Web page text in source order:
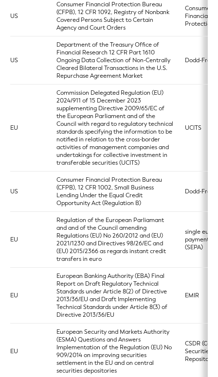
US
Consumer Financial Protection Bureau
(CFPB), 12 CFR 1092, Registry of Nonbank
Covered Persons Subject to Certain
Agency and Court Orders
Consumer
Financial
Protection
US
Department of the Treasury Office of
Financial Research 12 CFR Part 1610
Ongoing Data Collection of Non-Centrally
Cleared Bilateral Transactions in the U.S.
Repurchase Agreement Market
Dodd-
EU
Commission Delegated Regulation (EU)
2024/911 of 15 December 2023
supplementing Directive 2009/65/EC of
the European Parliament and of the
Council with regard to regulatory technical
standards specifying the information to be
notified in relation to the cross-border
activities of management companies and
undertakings for collective investment in
transferable securities (UCITS)
UCITS
US
Consumer Financial Protection Bureau
(CFPB), 12 CFR 1002, Small Business
Lending Under the Equal Credit
Opportunity Act (Regulation B)
Dodd-
EU
Regulation of the European Parliamant
and and of the Council amending
Regulations (EU) No 260/2012 and (EU)
2021/1230 and Directives 98/26/EC and
(EU) 2015/2366 as regards instant credit
transfers in euro
single euro
payments
(SEPA)
EU
European Banking Authority (EBA) Final
Report on Draft Regulatory Technical
Standards under Article 8(2) of Directive
2013/36/EU and Draft Implementing
Technical Standards under Article 8(3) of
Directive 2013/36/EU
EMIR
EU
European Security and Markets Authority
(ESMA) Questions and Answers
Implementation of the Regulation (EU) No
909/2014 on improving securities
settlement in the EU and on central
securities depositories
CSDR
Securities